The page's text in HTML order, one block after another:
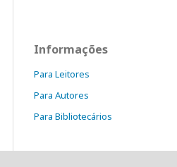
Informações
Para Leitores
Para Autores
Para Bibliotecários